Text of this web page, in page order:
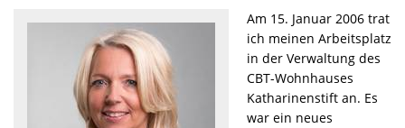
Am 15. Januar 2006 trat
ich meinen Arbeitsplatz
in der Verwaltung des
CBT-Wohnhauses
Katharinenstift an. Es
war ein neues